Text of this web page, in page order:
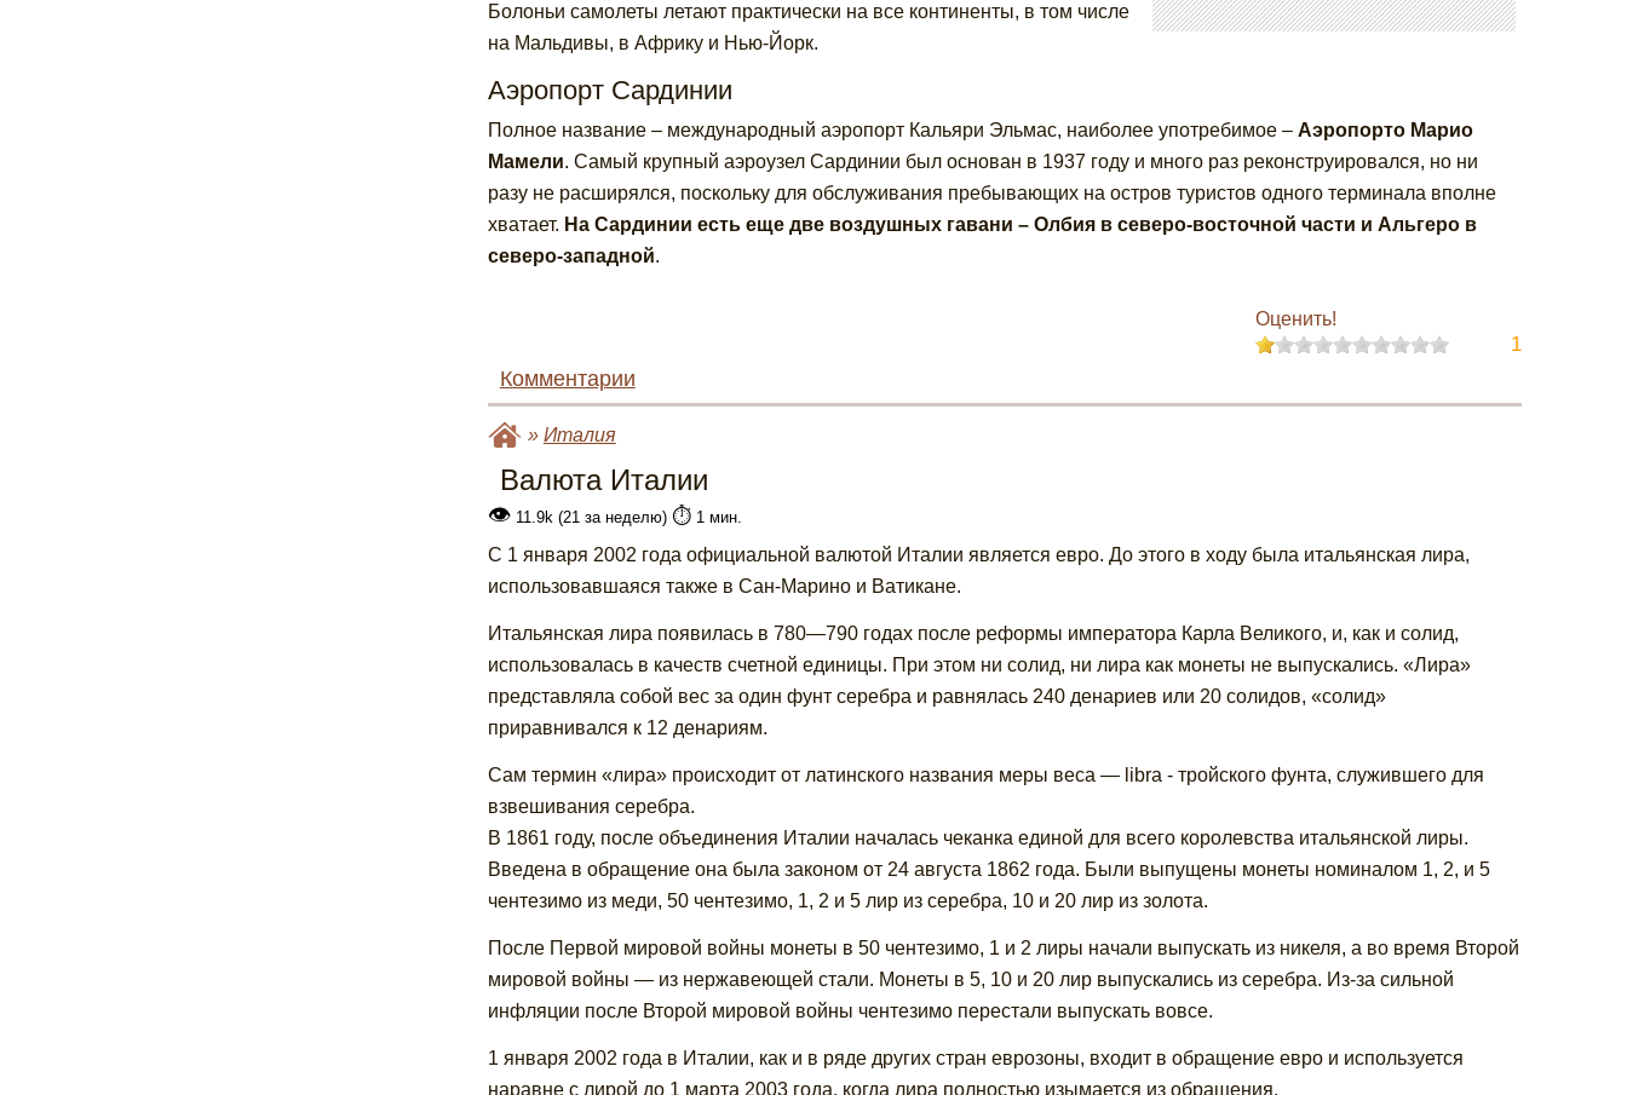
Болоньи самолеты летают практически на все континенты, в том числе
на Мальдивы, в Африку и Нью-Йорк.
Аэропорт Сардинии
Полное название – международный аэропорт Кальяри Эльмас, наиболее употребимое – Аэропорто Марио
Мамели. Самый крупный аэроузел Сардинии был основан в 1937 году и много раз реконструировался, но ни
разу не расширялся, поскольку для обслуживания пребывающих на остров туристов одного терминала вполне
хватает. На Сардинии есть еще две воздушных гавани – Олбия в северо-восточной части и Альгеро в
северо-западной.
Оценить!
1
Комментарии
» Италия
Валюта Италии
👁11.9k (21 за неделю) ⏱️1 мин.
С 1 января 2002 года официальной валютой Италии является евро. До этого в ходу была итальянская лира,
использовавшаяся также в Сан-Марино и Ватикане.
Итальянская лира появилась в 780—790 годах после реформы императора Карла Великого, и, как и солид,
использовалась в качеств счетной единицы. При этом ни солид, ни лира как монеты не выпускались. «Лира»
представляла собой вес за один фунт серебра и равнялась 240 денариев или 20 солидов, «солид»
приравнивался к 12 денариям.
Сам термин «лира» происходит от латинского названия меры веса — libra - тройского фунта, служившего для
взвешивания серебра.
В 1861 году, после объединения Италии началась чеканка единой для всего королевства итальянской лиры.
Введена в обращение она была законом от 24 августа 1862 года. Были выпущены монеты номиналом 1, 2, и 5
чентезимо из меди, 50 чентезимо, 1, 2 и 5 лир из серебра, 10 и 20 лир из золота.
После Первой мировой войны монеты в 50 чентезимо, 1 и 2 лиры начали выпускать из никеля, а во время Второй
мировой войны — из нержавеющей стали. Монеты в 5, 10 и 20 лир выпускались из серебра. Из-за сильной
инфляции после Второй мировой войны чентезимо перестали выпускать вовсе.
1 января 2002 года в Италии, как и в ряде других стран еврозоны, входит в обращение евро и используется
наравне с лирой до 1 марта 2003 года, когда лира полностью изымается из обращения.